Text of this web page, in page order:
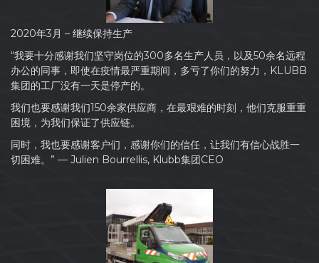
2020年3月 – 继续保持生产
“我要十分感谢我们坚守岗位的300多名生产人员，以及50余名远程
办公的同事，即使在疫情最严重期间，多亏了你们的努力，KLUBB
集团的工厂没有一天是停产的。
我们也要感谢我们150余家供应商，在最艰难的时刻，他们克服重重
困境，为我们保证了供应链。
同时，我也要感谢客户们，感谢你们的信任，让我们有信心战胜一
切困难。” — Julien Bourrellis, Klubb集团CEO